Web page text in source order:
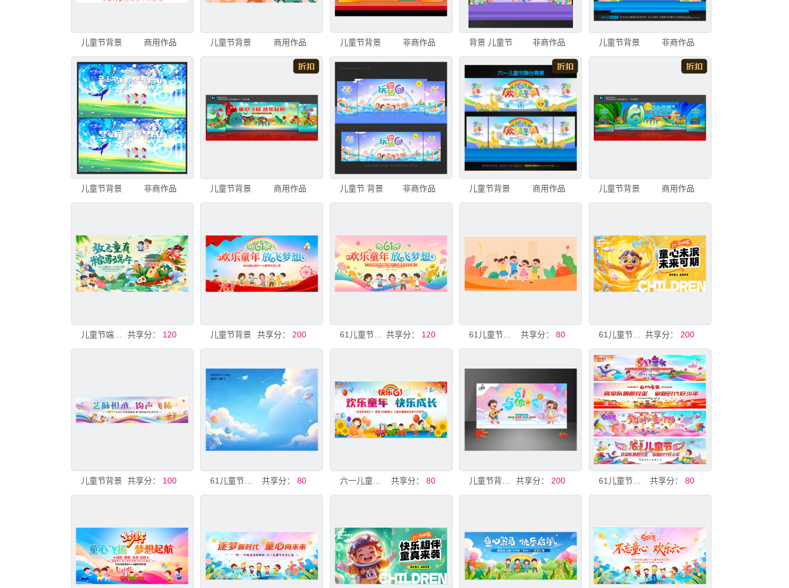
儿童节背景 商用作品 儿童节背景 商用作品 儿童节背景 非商作品 背景 儿童节 非商作品 儿童节背景 非商作品
儿童节背景 非商作品 儿童节背景 商用作品 儿童节 背景 非商作品 儿童节背景 商用作品 儿童节背景 商用作品
儿童节端午背景 共享分： 120 儿童节背景 共享分： 200 61儿童节晚会舞台背景 共享分： 120 共享分： 80 61儿童节背景展板 共享分： 200
儿童节背景 共享分： 100 共享分： 80 六一儿童节背景 共享分：80 共享分： 200 61儿童节快乐舞台背景 共享分： 80